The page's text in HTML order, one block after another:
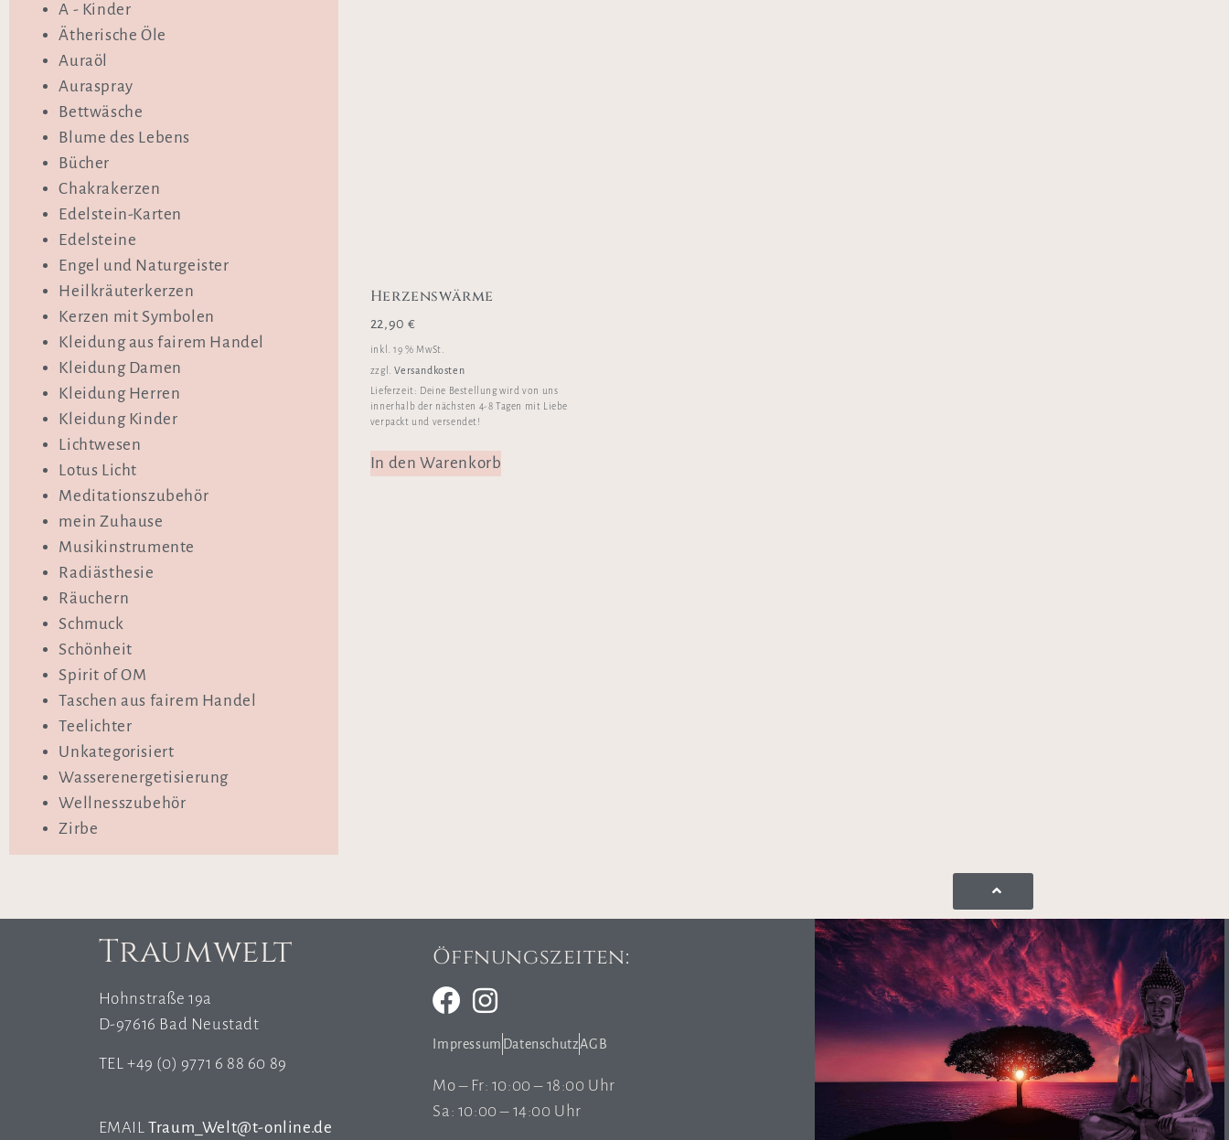
A - Kinder
Ätherische Öle
Auraöl
Auraspray
Bettwäsche
Blume des Lebens
Bücher
Chakrakerzen
Edelstein-Karten
Edelsteine
Engel und Naturgeister
Heilkräuterkerzen
Kerzen mit Symbolen
Kleidung aus fairem Handel
Kleidung Damen
Kleidung Herren
Kleidung Kinder
Lichtwesen
Lotus Licht
Meditationszubehör
mein Zuhause
Musikinstrumente
Radiästhesie
Räuchern
Schmuck
Schönheit
Spirit of OM
Taschen aus fairem Handel
Teelichter
Unkategorisiert
Wasserenergetisierung
Wellnesszubehör
Zirbe
Herzenswärme
22,90€
inkl. 19 % MwSt.
zzgl.Versandkosten
Lieferzeit: Deine Bestellung wird von uns
innerhalb der nächsten 4-8 Tagen mit Liebe
verpackt und versendet!
In den Warenkorb
Traumwelt
Hohnstraße 19a
D-97616 Bad Neustadt
TEL +49 (0) 9771 6 88 60 89
EMAILTraum_Welt@t-online.de
Öffnungszeiten:
Impressum DatenschutzAGB
Mo – Fr: 10:00 – 18:00 Uhr
Sa: 10:00 – 14:00 Uhr